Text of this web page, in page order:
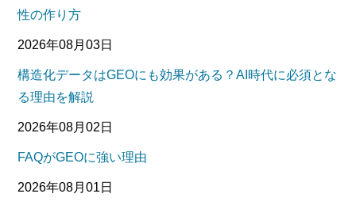
性の作り方
2026年08月03日
構造化データはGEOにも効果がある？AI時代に必須とな
る理由を解説
2026年08月02日
FAQがGEOに強い理由
2026年08月01日